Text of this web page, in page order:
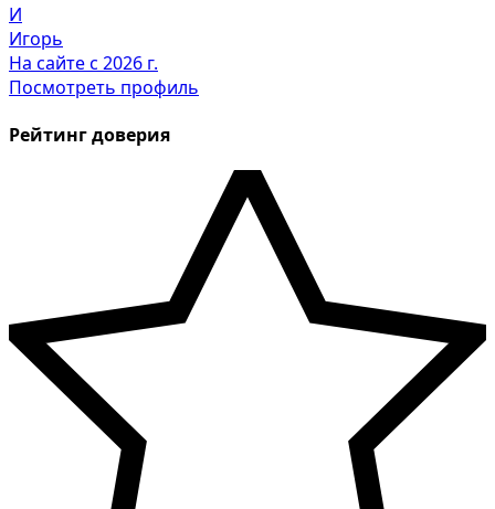
И
Игорь
На сайте с 2026 г.
Посмотреть профиль
Рейтинг доверия